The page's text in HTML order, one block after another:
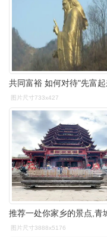
图片尺寸733x427
图片尺寸3888x5176